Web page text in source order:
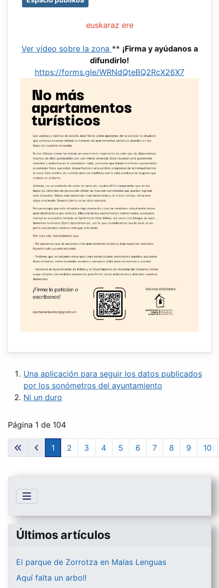
Últimos artículos
El parque de Zorrotza en Malas Lenguas
Aquí falta un arbol!
euskaraz ere
Ver vídeo sobre la zona ** ¡Firma y ayúdanos a
difundirlo!
https://forms.gle/WRNdQteBQ2RcX26X7
Una aplicación para seguir los datos publicados
por los sonómetros del ayuntamiento
Ni un duro
Página 1 de 104
1 2 3 4 5 6 7 8 9 10